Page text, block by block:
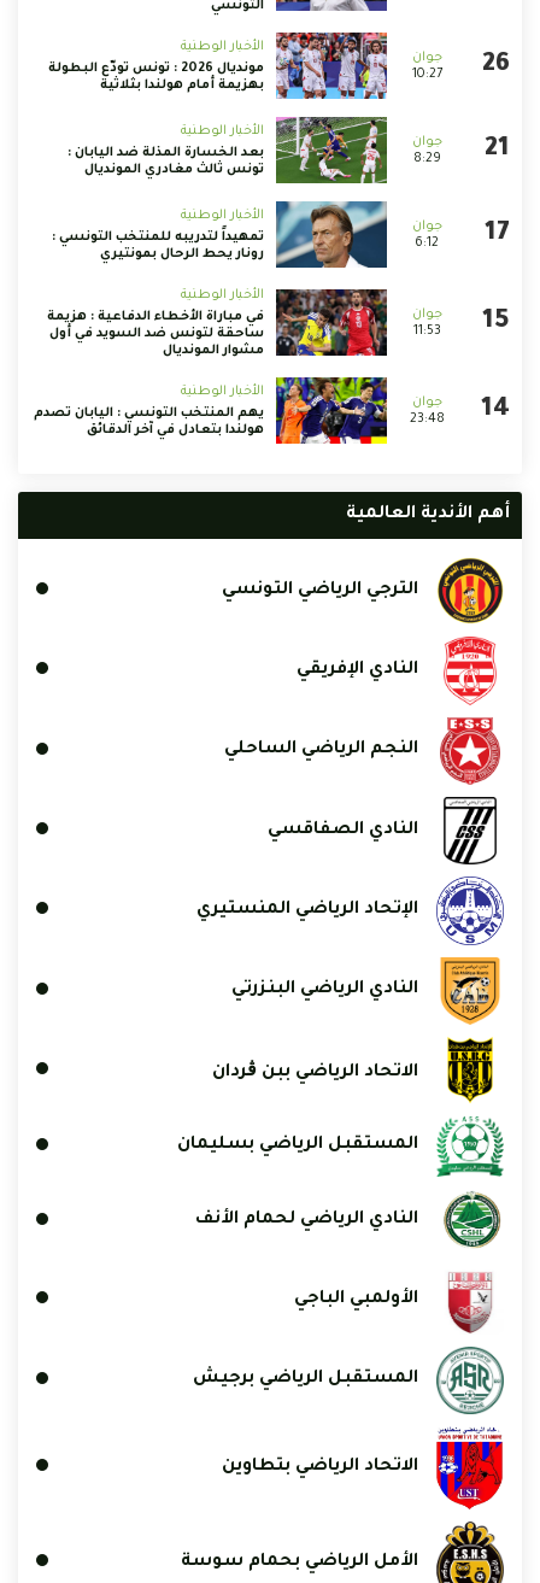
التونسي
10:27
الأخبار الوطنية
مونديال 2026 : تونس تودّع البطولة
بهزيمة أمام هولندا بثلاثية
8:29
الأخبار الوطنية
بعد الخسارة المذلة ضد اليابان :
تونس ثالث مغادري المونديال
6:12
الأخبار الوطنية
تمهيداً لتدريبه للمنتخب التونسي :
رونار يحط الرحال بمونتيري
11:53
الأخبار الوطنية
في مباراة الأخطاء الدفاعية : هزيمة
ساحقة لتونس ضد السويد في أول
مشوار المونديال
23:48
الأخبار الوطنية
يهم المنتخب التونسي : اليابان تصدم
هولندا بتعادل في آخر الدقائق
أهم الأندية العالمية
الترجي الرياضي التونسي
النادي الإفريقي
النجم الرياضي الساحلي
النادي الصفاقسي
الإتحاد الرياضي المنستيري
النادي الرياضي البنزرتي
الاتحاد الرياضي ببن ڨردان
المستقبل الرياضي بسليمان
النادي الرياضي لحمام الأنف
الأولمبي الباجي
المستقبل الرياضي برجيش
الاتحاد الرياضي بتطاوين
الأمل الرياضي بحمام سوسة